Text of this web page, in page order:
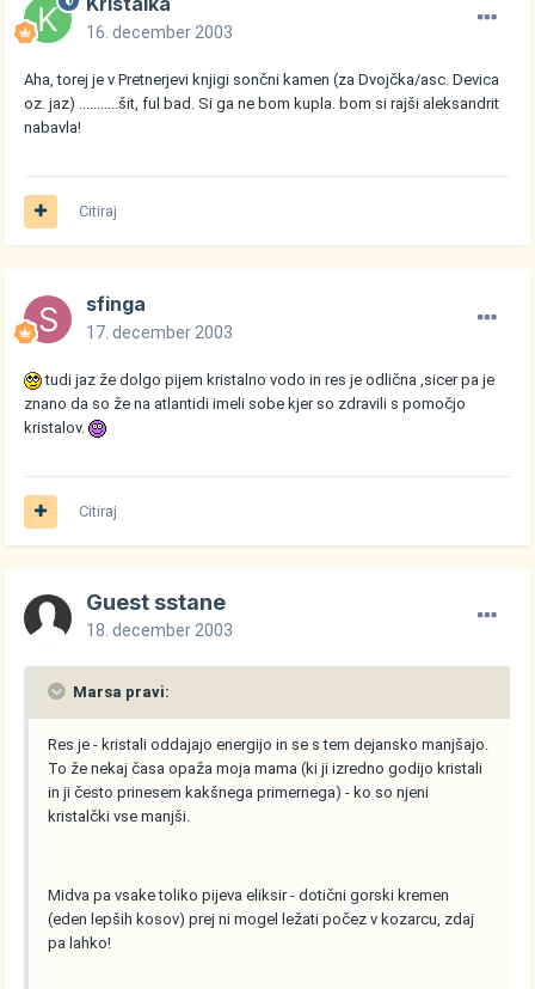
16. december 2003
Aha, torej je v Pretnerjevi knjigi sončni kamen (za Dvojčka/asc. Devica
oz. jaz) ...........šit, ful bad. Si ga ne bom kupla. bom si rajši aleksandrit
nabavla!
Citiraj
sfinga
17. december 2003
tudi jaz že dolgo pijem kristalno vodo in res je odlična ,sicer pa je
znano da so že na atlantidi imeli sobe kjer so zdravili s pomočjo
kristalov.
Citiraj
Guest sstane
18. december 2003
Marsa pravi:
Res je - kristali oddajajo energijo in se s tem dejansko manjšajo.
To že nekaj časa opaža moja mama (ki ji izredno godijo kristali
in ji često prinesem kakšnega primernega) - ko so njeni
kristalčki vse manjši.
Midva pa vsake toliko pijeva eliksir - dotični gorski kremen
(eden lepših kosov) prej ni mogel ležati počez v kozarcu, zdaj
pa lahko!